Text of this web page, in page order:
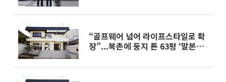
“골프웨어 넘어 라이프스타일로 확
장”...북촌에 둥지 튼 63평 ‘말본가